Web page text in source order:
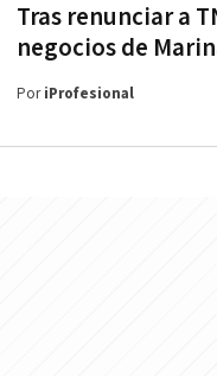
Tras renunciar a
negocios de
PoriProfesional